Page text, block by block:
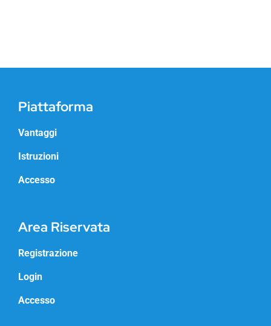
Piattaforma
Vantaggi
Istruzioni
Accesso
Area Riservata
Registrazione
Login
Accesso